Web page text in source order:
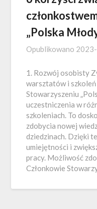
„Polska
Opublikowano
1. Rozwój osobisty
warsztatów i
Stowarzyszeniu
uczestniczenia w
szkoleniach. To
zdobycia nowej
dziedzinach. Dzięki
umiejętności i
pracy. Możliwość
Członkowie